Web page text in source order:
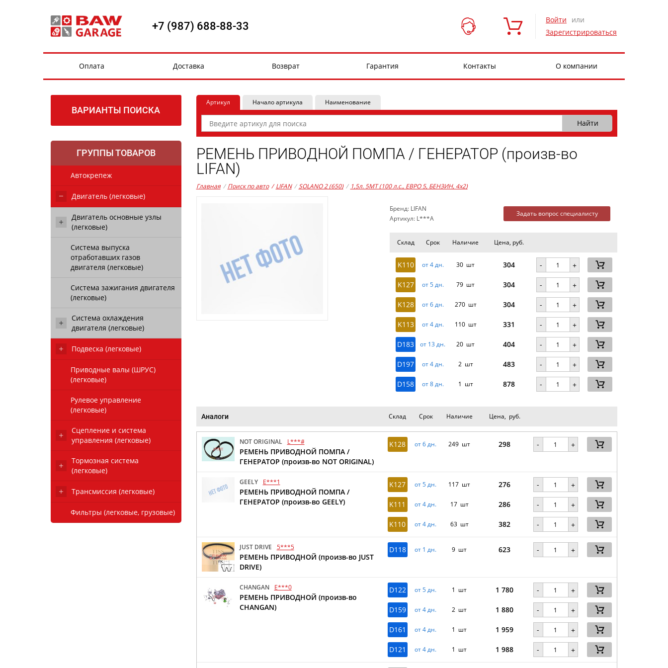
+7 (987) 688-88-33 Войти
или
Зарегистрироваться
Оплата Доставка Возврат Гарантия Контакты О компании
ВАРИАНТЫ ПОИСКА
ГРУППЫ ТОВАРОВ
Автокрепеж
Двигатель (легковые)
Двигатель основные узлы
(легковые)
Система выпуска
отработавших газов
двигателя (легковые)
Система зажигания двигателя
(легковые)
Система охлаждения
двигателя (легковые)
Подвеска (легковые)
Приводные валы (ШРУС)
(легковые)
Рулевое управление
(легковые)
Сцепление и система
управления (легковые)
Тормозная система
(легковые)
Трансмиссия (легковые)
Фильтры (легковые, грузовые)
Артикул Начало артикула Наименование
РЕМЕНЬ ПРИВОДНОЙ ПОМПА / ГЕНЕРАТОР (произв-во
LIFAN)
Главная / Поиск по авто / LIFAN / SOLANO 2 (650) / 1,5л. 5MT (100 л.с., ЕВРО 5, БЕНЗИН, 4x2)
Бренд: LIFAN
Артикул: L***A
Задать вопрос специалисту
Склад Срок Наличие Цена, руб.
K110 от 4 дн. 30 шт 304 - +
K127 от 5 дн. 79 шт 304 - +
K128 от 6 дн. 270 шт 304 - +
K113 от 4 дн. 110 шт 331 - +
D183 от 13 дн. 20 шт 404 - +
D197 от 4 дн. 2 шт 483 - +
D158 от 8 дн. 1 шт 878 - +
Аналоги Склад Срок Наличие Цена, руб.
NOT ORIGINAL L***#
РЕМЕНЬ ПРИВОДНОЙ ПОМПА /
ГЕНЕРАТОР (произв-во NOT ORIGINAL)
K128 от 6 дн. 249 шт 298 - +
GEELY E***1
РЕМЕНЬ ПРИВОДНОЙ ПОМПА /
ГЕНЕРАТОР (произв-во GEELY)
K127 от 5 дн. 117 шт 276 - +
K111 от 4 дн. 17 шт 286 - +
K110 от 4 дн. 63 шт 382 - +
JUST DRIVE 5***5
РЕМЕНЬ ПРИВОДНОЙ (произв-во JUST
DRIVE)
D118 от 1 дн. 9 шт 623 - +
CHANGAN E***0
РЕМЕНЬ ПРИВОДНОЙ (произв-во
CHANGAN)
D122 от 5 дн. 1 шт 1 780 - +
D159 от 4 дн. 2 шт 1 880 - +
D161 от 4 дн. 1 шт 1 959 - +
D121 от 4 дн. 1 шт 1 988 - +